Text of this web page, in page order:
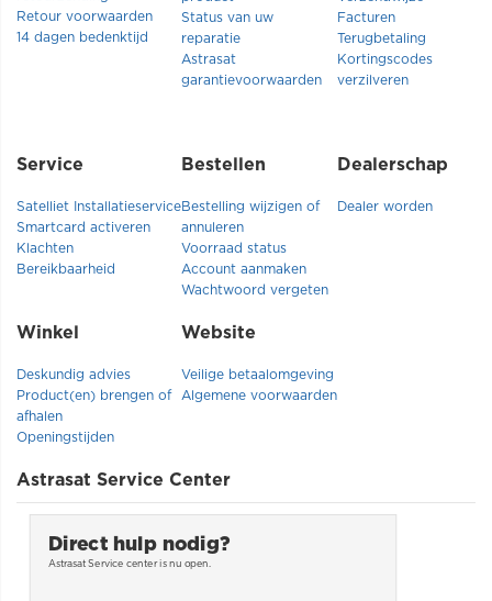
Retour voorwaarden
14 dagen bedenktijd
Status van uw
reparatie
Astrasat
garantievoorwaarden
Facturen
Terugbetaling
Kortingscodes
verzilveren
Service
Satelliet Installatieservice
Smartcard activeren
Klachten
Bereikbaarheid
Bestellen
Bestelling wijzigen of
annuleren
Voorraad status
Account aanmaken
Wachtwoord vergeten
Dealerschap
Dealer worden
Winkel
Deskundig advies
Product(en) brengen of
afhalen
Openingstijden
Website
Veilige betaalomgeving
Algemene voorwaarden
Astrasat Service Center
Direct hulp nodig?
Astrasat Service center is nu open.